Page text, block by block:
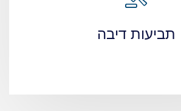
תביעות דיבה